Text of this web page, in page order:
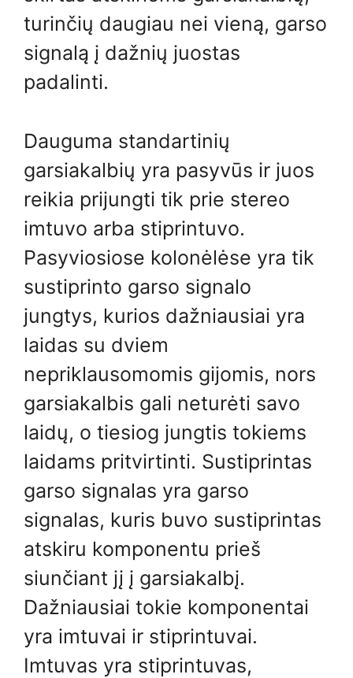
turinčių daugiau nei vieną, garso
signalą į dažnių juostas
padalinti.
Dauguma standartinių
garsiakalbių yra pasyvūs ir juos
reikia prijungti tik prie stereo
imtuvo arba stiprintuvo.
Pasyviosiose kolonėlėse yra tik
sustiprinto garso signalo
jungtys, kurios dažniausiai yra
laidas su dviem
nepriklausomomis gijomis, nors
garsiakalbis gali neturėti savo
laidų, o tiesiog jungtis tokiems
laidams pritvirtinti. Sustiprintas
garso signalas yra garso
signalas, kuris buvo sustiprintas
atskiru komponentu prieš
siunčiant jį į garsiakalbį.
Dažniausiai tokie komponentai
yra imtuvai ir stiprintuvai.
Imtuvas yra stiprintuvas,